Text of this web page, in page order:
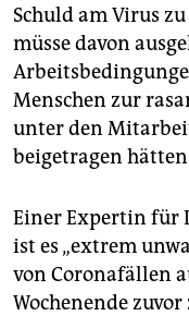
Schuld am Virus
müsse davon
Menschen zur
unter den
beigetragen
Einer Expertin für
ist es „extrem
von Coronafällen
Wochenende